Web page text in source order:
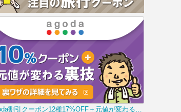
agoda割引クーポン12種17%OFF＋元値が変わる裏技